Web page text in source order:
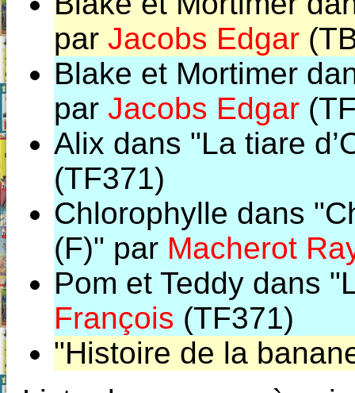
par Jacobs Edgar
Blake et Mortimer
par Jacobs Edgar
Alix dans "La tiare
(TF371)
Chlorophylle dans
(F)" par Macherot
Pom et Teddy dans
François (TF371)
"Histoire de la